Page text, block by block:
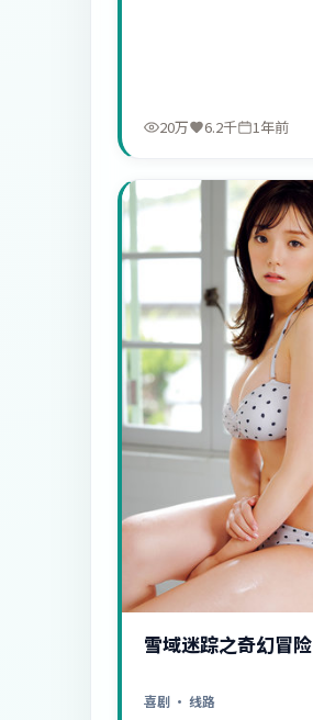
20万 6.2千 1年前
雪域迷踪之奇幻冒险
喜剧 · 线路